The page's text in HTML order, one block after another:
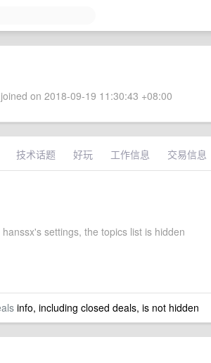
on 2018-09-19 11:30:43 +08:00
技术话题 好玩 工作信息 交易信息
hanssx's settings, the topics list is hidden
info, including closed deals, is not hidden